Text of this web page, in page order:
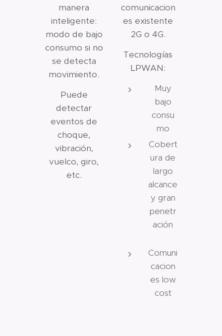
manera
inteligente:
modo de bajo
consumo si no
se detecta
movimiento.
Puede
detectar
eventos de
choque,
vibración,
vuelco, giro,
etc.
comunicacion
es existente
2G o 4G.
Tecnologías
LPWAN:
Muy
bajo
consu
mo
Cobert
ura de
largo
alcance
y gran
penetr
ación
Comuni
cacion
es low
cost